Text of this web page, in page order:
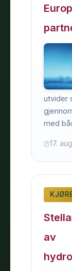
utvider
med
17.
av